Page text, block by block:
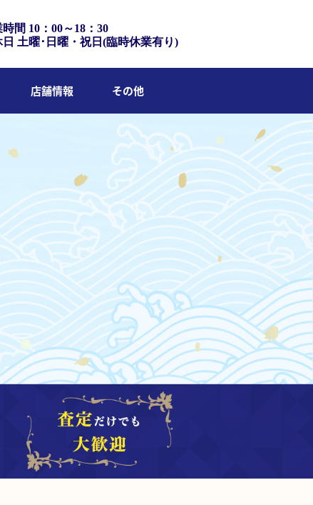
間 10：00～18：30
日 土曜･日曜・祝日(臨時休業有り)
店舗情報 その他